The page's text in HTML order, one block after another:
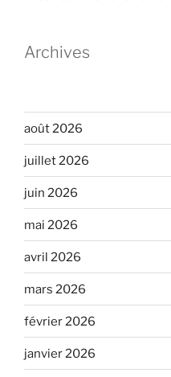
Archives
août 2026
juillet 2026
juin 2026
mai 2026
avril 2026
mars 2026
février 2026
janvier 2026